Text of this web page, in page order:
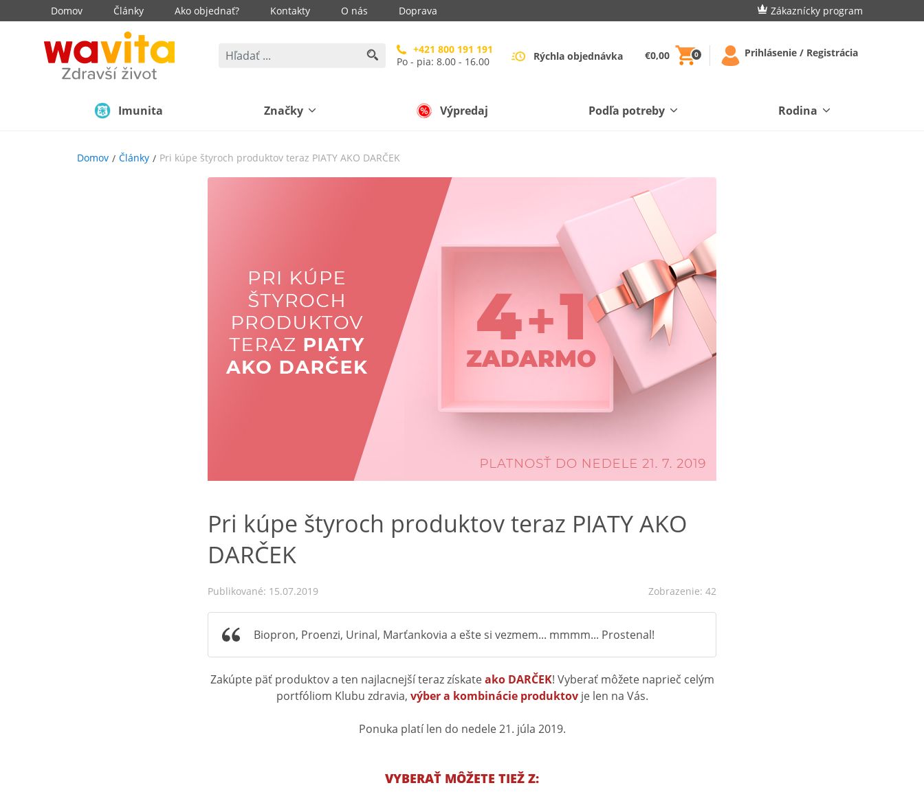
Domov Články Ako objednať? Kontakty O nás Doprava Zákaznícky program
+421 800 191 191
Po - pia: 8.00 - 16.00
Rýchla objednávka €0,00 0 Prihlásenie / Registrácia
Imunita Značky Výpredaj Podľa potreby Rodina
Domov Články Pri kúpe štyroch produktov teraz PIATY AKO DARČEK
Pri kúpe štyroch produktov teraz PIATY AKO
DARČEK
Publikované: 15.07.2019 Zobrazenie: 42
Biopron, Proenzi, Urinal, Marťankovia a ešte si vezmem... mmmm... Prostenal!
Zakúpte päť produktov a ten najlacnejší teraz získateako DARČEK! Vyberať môžete naprieč celým
portfóliom Klubu zdravia, výber a kombinácie produktov je len na Vás.
Ponuka platí len do nedele 21. júla 2019.
VYBERAŤ MÔŽETE TIEŽ Z: